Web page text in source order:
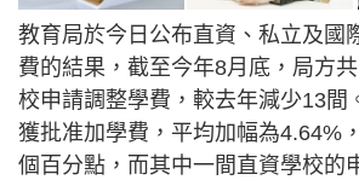
教育局於今日公布直資、私立及國
費的結果，截至今年8月底，局方
校申請調整學費，較去年減少13間
獲批准加學費，平均加幅為4.64%
個百分點，而其中一間直資學校的